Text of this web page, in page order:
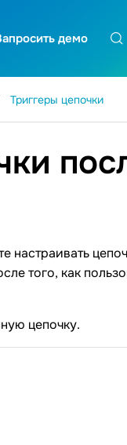
демо
Триггеры цепочки
настраивать
того, как
цепочку.